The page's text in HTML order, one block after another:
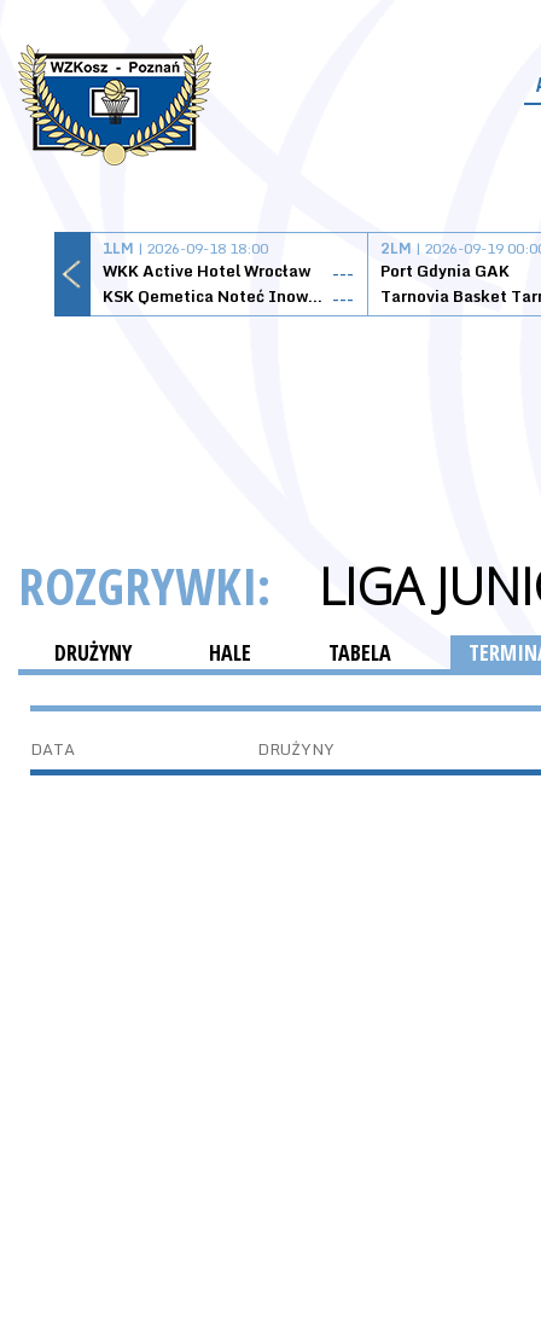
1LM | 2026-09-18 18:00
WKK Active Hotel Wrocław
---
KSK Qemetica Noteć Inowrocław ---
2LM | 2026-09-19
Port Gdynia GAK
ROZGRYWKI: LIGA
DRUŻYNY HALE TABELA
DATA DRUŻYNY